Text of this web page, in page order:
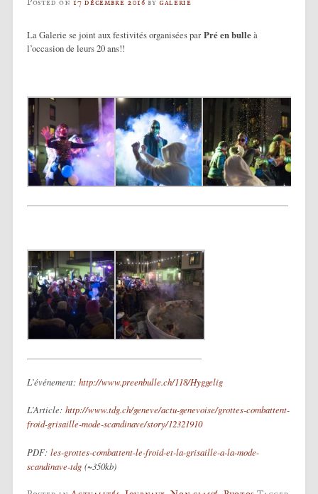
Posted on17 décembre 2016 bygalerie
La Galerie se joint aux festivités organisées parPré en bulleà
l’occasion de leurs 20 ans!!
L’événement: http://www.preenbulle.ch/118/Hyggelig
L’Article: http://www.tdg.ch/geneve/actu-genevoise/grottes-combattent-
froid-grisaille-mode-scandinave/story/12321910
PDF: les-grottes-combattent-le-froid-et-la-grisaille-a-la-mode-
scandinave-tdg(~350kb)